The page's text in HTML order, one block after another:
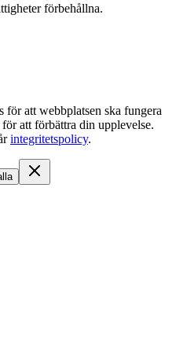
förbehållna.
att webbplatsen ska fungera
att förbättra din upplevelse.
integritetspolicy.